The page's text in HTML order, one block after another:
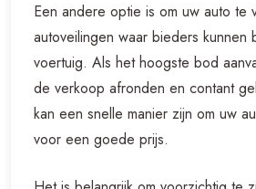
Een andere optie is om uw auto te
autoveilingen waar bieders kunnen
voertuig. Als het hoogste bod
de verkoop afronden en contant
kan een snelle manier zijn om uw
voor een goede prijs.